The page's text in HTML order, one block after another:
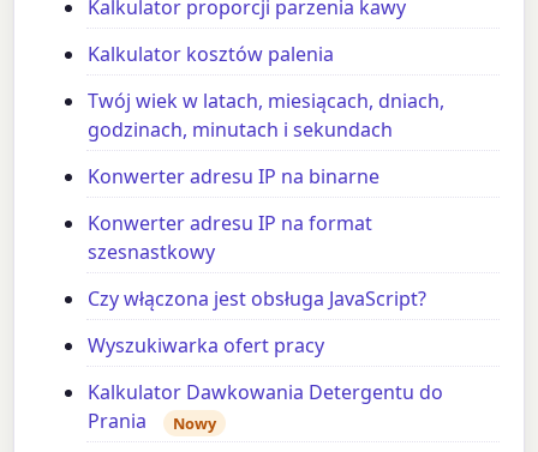
Kalkulator proporcji parzenia kawy
Kalkulator kosztów palenia
Twój wiek w latach, miesiącach, dniach,
godzinach, minutach i sekundach
Konwerter adresu IP na binarne
Konwerter adresu IP na format
szesnastkowy
Czy włączona jest obsługa JavaScript?
Wyszukiwarka ofert pracy
Kalkulator Dawkowania Detergentu do
Prania
Nowy